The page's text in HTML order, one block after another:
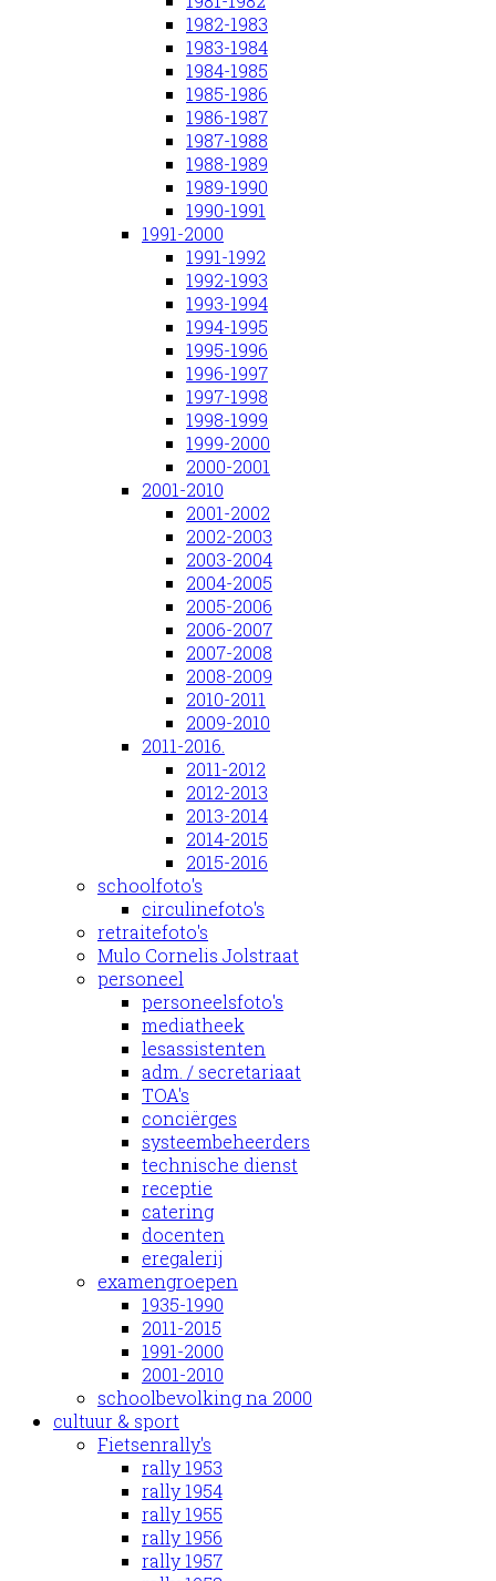
1982-1983
1983-1984
1984-1985
1985-1986
1986-1987
1987-1988
1988-1989
1989-1990
1990-1991
1991-2000
1991-1992
1992-1993
1993-1994
1994-1995
1995-1996
1996-1997
1997-1998
1998-1999
1999-2000
2000-2001
2001-2010
2001-2002
2002-2003
2003-2004
2004-2005
2005-2006
2006-2007
2007-2008
2008-2009
2010-2011
2009-2010
2011-2016.
2011-2012
2012-2013
2013-2014
2014-2015
2015-2016
schoolfoto's
circulinefoto's
retraitefoto's
Mulo Cornelis Jolstraat
personeel
personeelsfoto's
mediatheek
lesassistenten
adm. / secretariaat
TOA's
conciërges
systeembeheerders
technische dienst
receptie
catering
docenten
eregalerij
examengroepen
1935-1990
2011-2015
1991-2000
2001-2010
schoolbevolking na 2000
cultuur & sport
Fietsenrally's
rally 1953
rally 1954
rally 1955
rally 1956
rally 1957